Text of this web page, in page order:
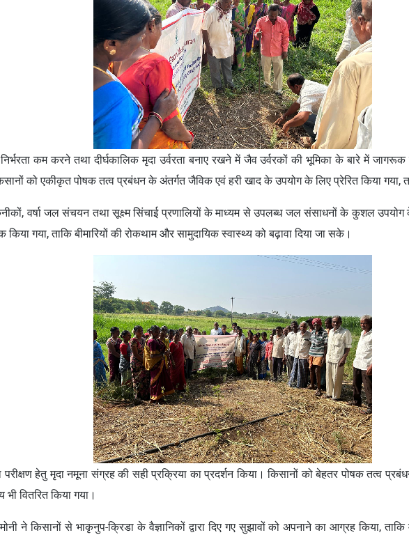
निर्भरता कम करने तथा दीर्घकालिक मृदा उर्वरता बनाए रखने में जैव उर्वरकों की भूमिका के बारे में जागरूक
को एकीकृत पोषक तत्व प्रबंधन के अंतर्गत जैविक एवं हरी खाद के उपयोग के लिए प्रेरित किया
वर्षा जल संचयन तथा सूक्ष्म सिंचाई प्रणालियों के माध्यम से उपलब्ध जल संसाधनों के कुशल उपयोग
गया, ताकि बीमारियों की रोकथाम और सामुदायिक स्वास्थ्य को बढ़ावा दिया जा सके।
परीक्षण हेतु मृदा नमूना संग्रह की सही प्रक्रिया का प्रदर्शन किया। किसानों को बेहतर पोषक तत्व
वितरित किया गया।
ने किसानों से भाकृनुप-क्रिडा के वैज्ञानिकों द्वारा दिए गए सुझावों को अपनाने का आग्रह किया,